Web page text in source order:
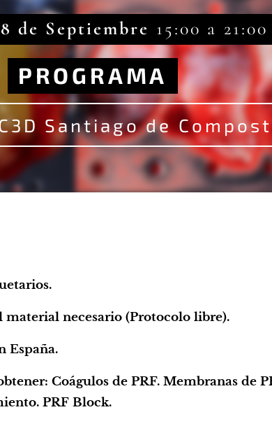
de Septiembre 15:00 a 21:00
PROGRAMA
Santiago de
material necesario (Protocolo libre).
España.
Coágulos de PRF. Membranas de
PRF Block.